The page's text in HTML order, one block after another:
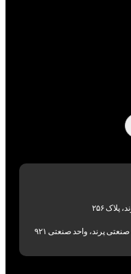
۲۵۶
پرند، واحد صنعتی ۹۲۱